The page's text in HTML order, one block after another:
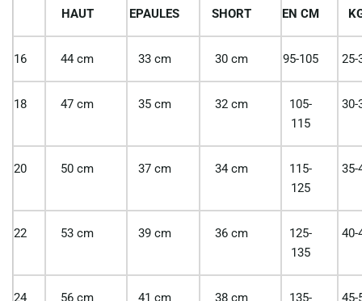
HAUT
EPAULES
SHORT
EN CM
16 44 cm 33 cm 30 cm 95-105 25-
18 47 cm 35 cm 32 cm
105-
115
30-
20 50 cm 37 cm 34 cm
115-
125
35-
22 53 cm 39 cm 36 cm
125-
135
40-
24 56 cm 41 cm 38 cm
135-
45-